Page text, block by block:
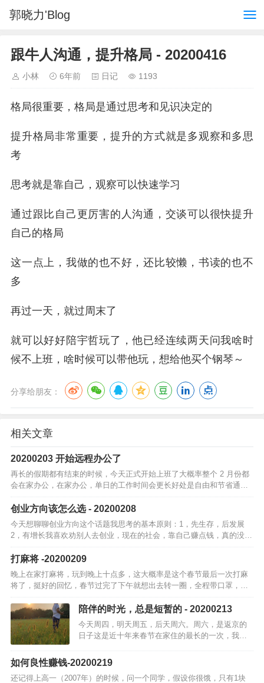
郭晓力'Blog
跟牛人沟通，提升格局 - 20200416
小林 6年前 日记 1193
格局很重要，格局是通过思考和见识决定的
提升格局非常重要，提升的方式就是多观察和多思
考
思考就是靠自己，观察可以快速学习
通过跟比自己更厉害的人沟通，交谈可以很快提升
自己的格局
这一点上，我做的也不好，还比较懒，书读的也不
多
再过一天，就过周末了
就可以好好陪宇哲玩了，他已经连续两天问我啥时
候不上班，啥时候可以带他玩，想给他买个钢琴～
分享给朋友：
相关文章
20200203 开始远程办公了
再长的假期都有结束的时候，今天正式开始上班了大概率整个 2 月份都
会在家办公，在家办公，单日的工作时间会更长好处是自由和节省通行
时间，可以更多的陪家人，不过再长的「假期」也会结束今天 A 股一片
绿，就…
创业方向该怎么选 - 20200208
今天想聊聊创业方向这个话题我思考的基本原则：1，先生存，后发展
2，有增长我喜欢劝别人去创业，现在的社会，靠自己赚点钱，真的没那
么难，只是大家都没走出这一步首先要基于自身出发，要先找到自己的
擅长点或兴趣…
打麻将 -20200209
晚上在家打麻将，玩到晚上十点多，这大概率是这个春节最后一次打麻
将了，挺好的回忆，春节过完了下午就想出去转一圈，全程带口罩，也
不接触人，就只在马路上兜风，顺路去广府城转了一圈中午天气很暖
和，午饭是在院子… 陪伴的时光，总是短暂的 - 20200213
今天周四，明天周五，后天周六。周六，是返京的
日子这是近十年来春节在家住的最长的一次，我已
耍的地方，天气好时午饭直接院子吃一家人基本不
如何良性赚钱-20200219
还记得上高一（2007年）的时候，问一个同学，假设你很饿，只有1块